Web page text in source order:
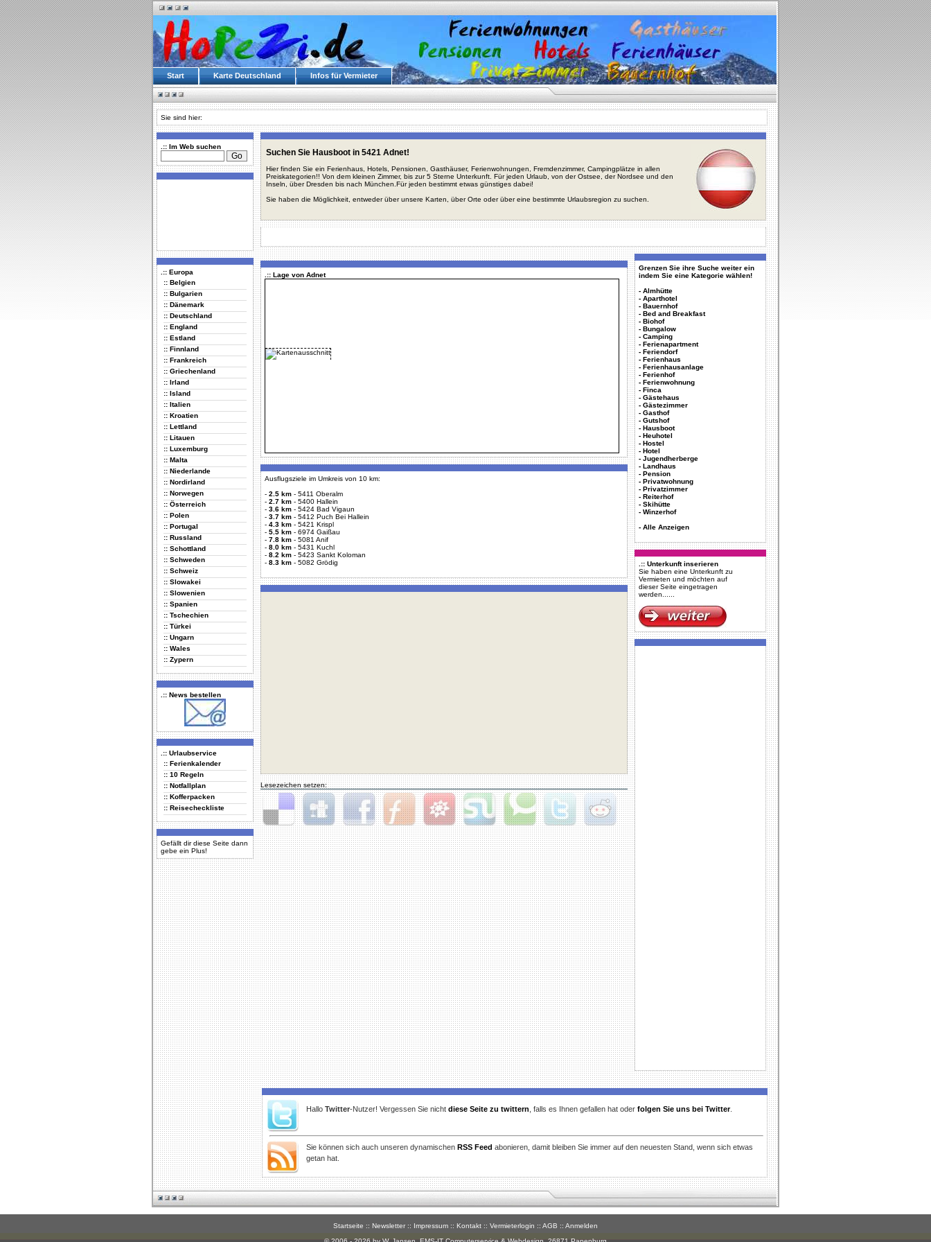
Start Karte Deutschland Infos für Vermieter
Sie sind hier:
.:: Im Web suchen
.:: Europa
:: Belgien
:: Bulgarien
:: Dänemark
:: Deutschland
:: England
:: Estland
:: Finnland
:: Frankreich
:: Griechenland
:: Irland
:: Island
:: Italien
:: Kroatien
:: Lettland
:: Litauen
:: Luxemburg
:: Malta
:: Niederlande
:: Nordirland
:: Norwegen
:: Österreich
:: Polen
:: Portugal
:: Russland
:: Schottland
:: Schweden
:: Schweiz
:: Slowakei
:: Slowenien
:: Spanien
:: Tschechien
:: Türkei
:: Ungarn
:: Wales
:: Zypern
.:: News bestellen
.:: Urlaubservice
:: Ferienkalender
:: 10 Regeln
:: Notfallplan
:: Kofferpacken
:: Reisecheckliste
Gefällt dir diese Seite dann
gebe ein Plus!
Suchen Sie Hausboot in 5421 Adnet!
Hier finden Sie ein Ferienhaus, Hotels, Pensionen, Gasthäuser, Ferienwohnungen, Fremdenzimmer, Campingplätze in allen
Preiskategorien!! Von dem kleinen Zimmer, bis zur 5 Sterne Unterkunft. Für jeden Urlaub, von der Ostsee, der Nordsee und den
Inseln, über Dresden bis nach München.Für jeden bestimmt etwas günstiges dabei!
Sie haben die Möglichkeit, entweder über unsere Karten, über Orte oder über eine bestimmte Urlaubsregion zu suchen.
.:: Lage von Adnet
Ausflugsziele im Umkreis von 10 km:
- 2.5 km - 5411 Oberalm
- 2.7 km - 5400 Hallein
- 3.6 km - 5424 Bad Vigaun
- 3.7 km - 5412 Puch Bei Hallein
- 4.3 km - 5421 Krispl
- 5.5 km - 6974 Gaißau
- 7.8 km - 5081 Anif
- 8.0 km - 5431 Kuchl
- 8.2 km - 5423 Sankt Koloman
- 8.3 km - 5082 Grödig
Lesezeichen setzen:
Delicious Digg Facebook Furl StudiVZ StumbleUponTechnorati Twitter Reddit
Grenzen Sie ihre Suche weiter ein
indem Sie eine Kategorie wählen!
- Almhütte
- Aparthotel
- Bauernhof
- Bed and Breakfast
- Biohof
- Bungalow
- Camping
- Ferienapartment
- Feriendorf
- Ferienhaus
- Ferienhausanlage
- Ferienhof
- Ferienwohnung
- Finca
- Gästehaus
- Gästezimmer
- Gasthof
- Gutshof
- Hausboot
- Heuhotel
- Hostel
- Hotel
- Jugendherberge
- Landhaus
- Pension
- Privatwohnung
- Privatzimmer
- Reiterhof
- Skihütte
- Winzerhof
- Alle Anzeigen
.:: Unterkunft inserieren
Sie haben eine Unterkunft zu
Vermieten und möchten auf
dieser Seite eingetragen
werden......
Hallo Twitter-Nutzer! Vergessen Sie nicht diese Seite zu twittern , falls es Ihnen gefallen hat oder folgen Sie uns bei Twitter.
Sie können sich auch unseren dynamischen RSS Feed abonieren, damit bleiben Sie immer auf den neuesten Stand, wenn sich etwas
getan hat.
Startseite :: Newsletter :: Impressum :: Kontakt :: Vermieterlogin :: AGB :: Anmelden